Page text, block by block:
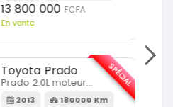
13 800 000 FCFA
En vente
Toyota Prado
Prado 2.0L moteur d4d
2013 180000 Km
SPÉCIAL